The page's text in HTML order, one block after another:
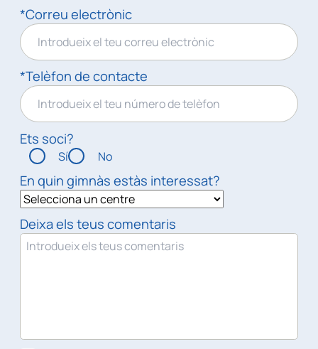
*Correu electrònic
*Telèfon de contacte
Ets soci?
Sí No
En quin gimnàs estàs interessat?
Deixa els teus comentaris